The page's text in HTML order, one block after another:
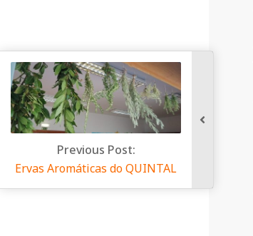
i
n
t
a
QUINTAL